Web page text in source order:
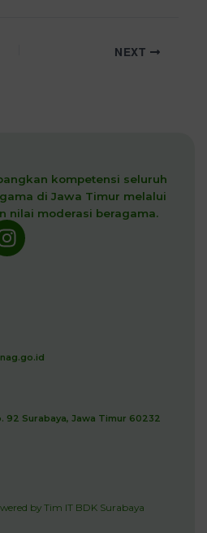
NEXT
kompetensi seluruh
di Jawa Timur melalui
nilai moderasi beragama.
Instagram
92 Surabaya, Jawa Timur 60232
by Tim IT BDK Surabaya